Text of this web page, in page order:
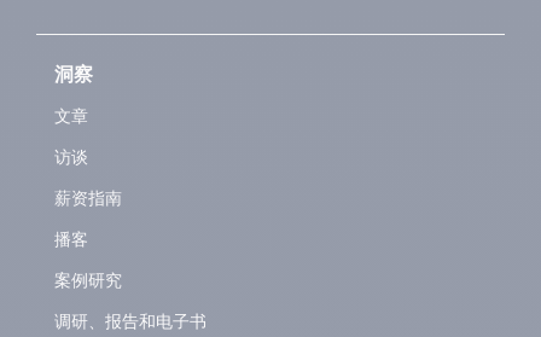
洞察
文章
访谈
薪资指南
播客
案例研究
调研、报告和电子书